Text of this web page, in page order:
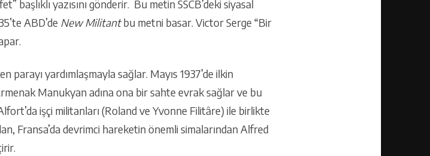
başlıklı yazısını gönderir. Bu metin SSCB’deki siyasal
ABD’de New Militantbu metni basar. Victor Serge “Bir
parayı yardımlaşmayla sağlar. Mayıs 1937’de ilkin
Manukyan adına ona bir sahte evrak sağlar ve bu
işçi militanları (Roland ve Yvonne Filitâre) ile birlikte
Fransa’da devrimci hareketin önemli simalarından Alfred